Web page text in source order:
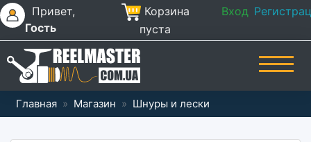
Привет,
Гость
Корзина
пуста
Вход
Главная » Магазин » Шнуры и лески